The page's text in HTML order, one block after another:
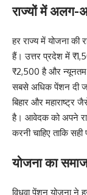
राज्यों में अलग-
हर राज्य में योजना की
हैं। उत्तर प्रदेश में
₹2,500 है और न्यूनतम
सबसे अधिक पेंशन दी
बिहार और महाराष्ट्र
है। आवेदक को अपने
करनी चाहिए ताकि
योजना का
विधवा पेंशन योजना ने